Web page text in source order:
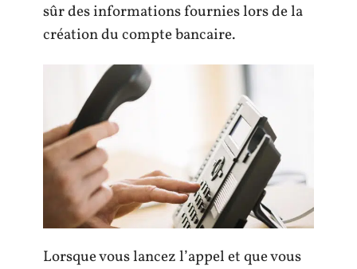
sûr des informations fournies lors de la
création du compte bancaire.
Lorsque vous lancez l’appel et que vous